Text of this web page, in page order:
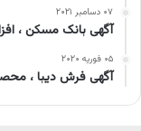
۰۷ دسامبر ۲۰۲۱
آگهی بانک مسکن ،
۰۵ فوریه ۲۰۲۰
آگهی فرش دیبا ،